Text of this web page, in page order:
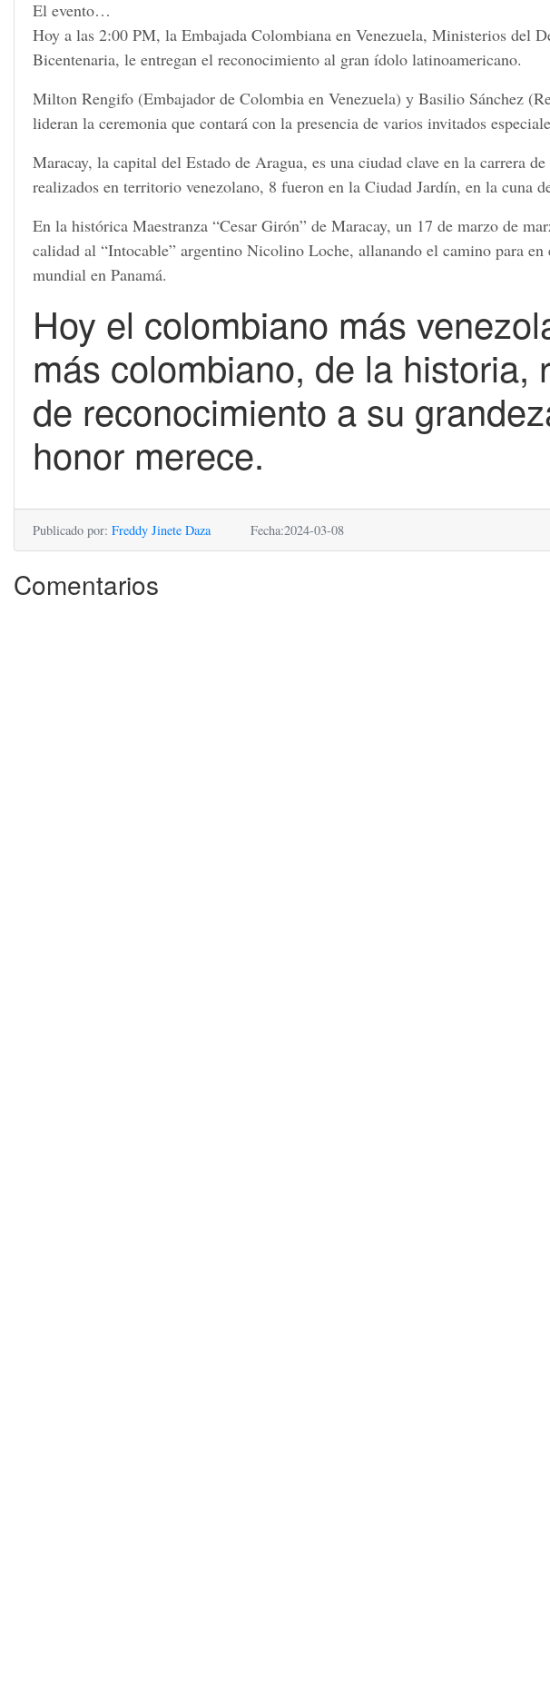
El evento…
Hoy a las 2:00 PM, la Embajada Colombiana en Venezuela, Ministerios del
Bicentenaria, le entregan el reconocimiento al gran ídolo latinoamericano.
Milton Rengifo (Embajador de Colombia en Venezuela) y Basilio Sánchez
lideran la ceremonia que contará con la presencia de varios invitados
Maracay, la capital del Estado de Aragua, es una ciudad clave en la carrera
realizados en territorio venezolano, 8 fueron en la Ciudad Jardín, en la cuna
En la histórica Maestranza “Cesar Girón” de Maracay, un 17 de marzo de
calidad al “Intocable” argentino Nicolino Loche, allanando el camino para
mundial en Panamá.
Hoy el colombiano más
más colombiano, de la historia,
de reconocimiento a su
honor merece.
Publicado por: Freddy Jinete DazaFecha:2024-03-08
Comentarios